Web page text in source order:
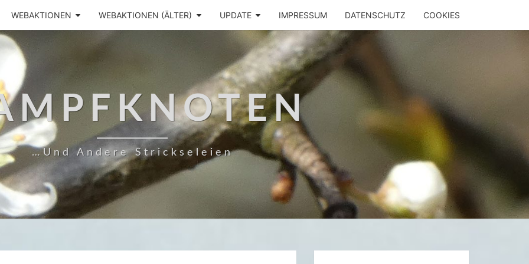
WEBAKTIONEN WEBAKTIONEN (ÄLTER) UPDATE IMPRESSUM DATENSCHUTZ COOKIES
…und Andere Strickseleien